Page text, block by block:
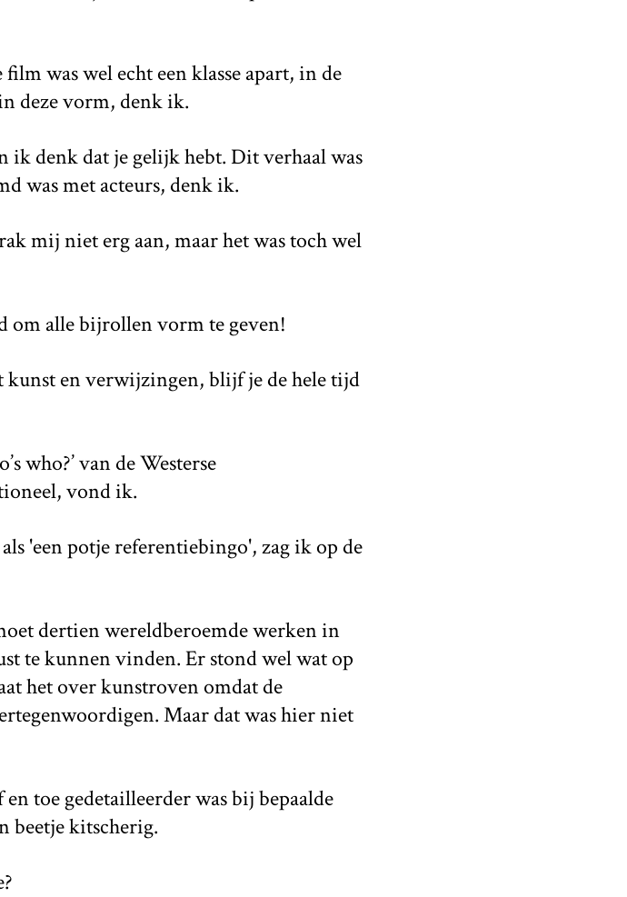
was wel echt een klasse apart, in de
deze vorm, denk ik.
ik denk dat je gelijk hebt. Dit verhaal was
was met acteurs, denk ik.
mij niet erg aan, maar het was toch wel
om alle bijrollen vorm te geven!
en verwijzingen, blijf je de hele tijd
who?’ van de Westerse
vond ik.
'een potje referentiebingo', zag ik op de
dertien wereldberoemde werken in
te kunnen vinden. Er stond wel wat op
het over kunstroven omdat de
Maar dat was hier niet
toe gedetailleerder was bij bepaalde
beetje kitscherig.